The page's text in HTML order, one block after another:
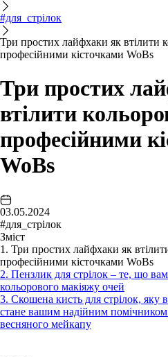
#для_стрілок
Три простих лайфхаки як втілити
професійними кісточками WoBs
Три простих
втілити
професійними
WoBs
03.05.2024
#для_стрілок
Зміст
1. Три простих лайфхаки як
професійними кісточками WoBs
2. Пензлик для стрілок – те, що
кольорового макіяжу очей
3. Скошена кисть для стрілок,
стане вашим надійним помічником
весняного мейкапу